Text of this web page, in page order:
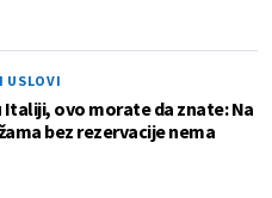
USLOVI
ovo morate da znate: Na
bez rezervacije nema